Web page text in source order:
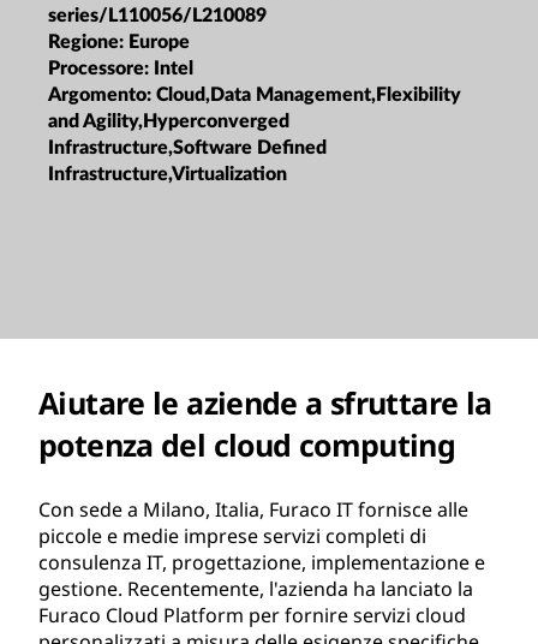
series/L110056/L210089
Regione: Europe
Processore: Intel
Argomento: Cloud,Data Management,Flexibility
and Agility,Hyperconverged
Infrastructure,Software Defined
Infrastructure,Virtualization
Aiutare le aziende a sfruttare la
potenza del cloud computing
Con sede a Milano, Italia, Furaco IT fornisce alle
piccole e medie imprese servizi completi di
consulenza IT, progettazione, implementazione e
gestione. Recentemente, l'azienda ha lanciato la
Furaco Cloud Platform per fornire servizi cloud